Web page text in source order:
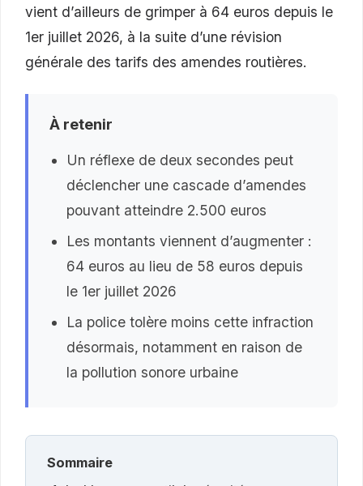
vient d’ailleurs de grimper à 64 euros depuis le
1er juillet 2026, à la suite d’une révision
générale des tarifs des amendes routières.
À retenir
Un réflexe de deux secondes peut
déclencher une cascade d’amendes
pouvant atteindre 2.500 euros
Les montants viennent d’augmenter :
64 euros au lieu de 58 euros depuis
le 1er juillet 2026
La police tolère moins cette infraction
désormais, notamment en raison de
la pollution sonore urbaine
Sommaire